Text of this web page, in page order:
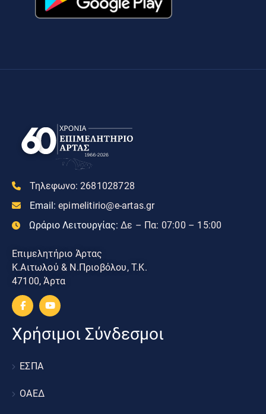
Τηλεφωνο: 2681028728
Email: epimelitirio@e-artas.gr
Ωράριο Λειτουργίας: Δε – Πα: 07:00 – 15:00
Επιμελητήριο Άρτας
Κ.Αιτωλού & Ν.Πριοβόλου, Τ.Κ.
47100, Άρτα
Χρήσιμοι Σύνδεσμοι
ΕΣΠΑ
ΟΑΕΔ